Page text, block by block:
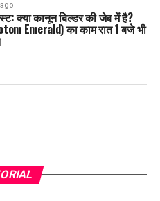
क्या कानून बिल्डर की जेब में है?
Emerald) का काम रात 1 बजे भी